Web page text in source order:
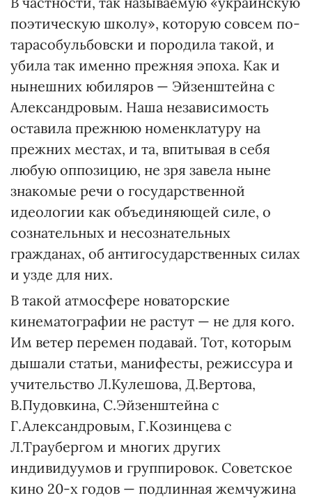
поэтическую школу», которую совсем по-
тарасобульбовски и породила такой, и
убила так именно прежняя эпоха. Как и
нынешних юбиляров — Эйзенштейна с
Александровым. Наша независимость
оставила прежнюю номенклатуру на
прежних местах, и та, впитывая в себя
любую оппозицию, не зря завела ныне
знакомые речи о государственной
идеологии как объединяющей силе, о
сознательных и несознательных
гражданах, об антигосударственных силах
и узде для них.
В такой атмосфере новаторские
кинематографии не растут — не для кого.
Им ветер перемен подавай. Тот, которым
дышали статьи, манифесты, режиссура и
учительство Л.Кулешова, Д.Вертова,
В.Пудовкина, С.Эйзенштейна с
Г.Александровым, Г.Козинцева с
Л.Траубергом и многих других
индивидуумов и группировок. Советское
кино 20-х годов — подлинная жемчужина